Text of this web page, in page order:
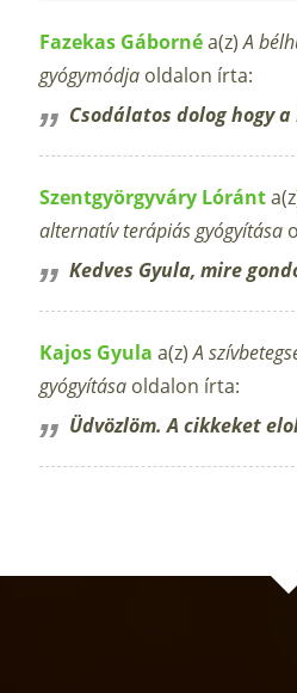
Fazekas Gábornéa(z)A
gyógymódja oldalon írta:
Csodálatos dolog hogy
Szentgyörgyváry Lóránt
alternatív terápiás gyógyítása
Kedves Gyula, mire
Kajos Gyula a(z)A
gyógyítása oldalon írta:
Üdvözlöm. A cikkeket